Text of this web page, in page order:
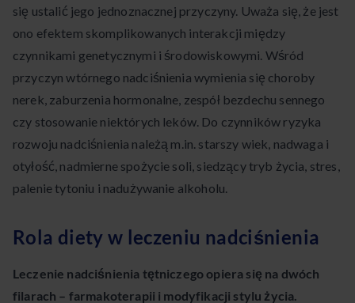
się ustalić jego jednoznacznej przyczyny. Uważa się, że jest
ono efektem skomplikowanych interakcji między
czynnikami genetycznymi i środowiskowymi. Wśród
przyczyn wtórnego nadciśnienia wymienia się choroby
nerek, zaburzenia hormonalne, zespół bezdechu sennego
czy stosowanie niektórych leków. Do czynników ryzyka
rozwoju nadciśnienia należą m.in. starszy wiek, nadwaga i
otyłość, nadmierne spożycie soli, siedzący tryb życia, stres,
palenie tytoniu i nadużywanie alkoholu.
Rola diety w leczeniu nadciśnienia
Leczenie nadciśnienia tętniczego opiera się na dwóch
filarach – farmakoterapii i modyfikacji stylu życia.